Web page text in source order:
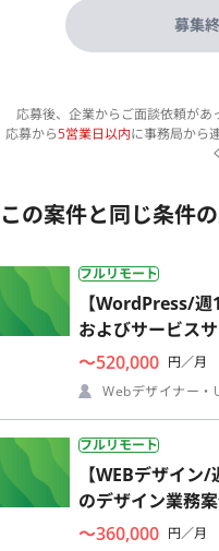
募集
応募後、企業からご面談依頼があ
応募から5営業日以内に事務局から
この案件と同じ条件
フルリモート
【WordPress/
およびサービス
〜520,000 円／月
Webデザイナー・
フルリモート
【WEBデザイ
のデザイン業務
〜360,000 円／月